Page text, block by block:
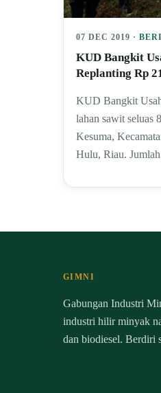
07 DEC 2019 ·
KUD Bangkit
Replanting Rp
KUD Bangkit
lahan sawit seluas
Kesuma,
Hulu, Riau.
GIMNI
Gabungan Industri
industri hilir minyak
dan biodiesel. Berdiri